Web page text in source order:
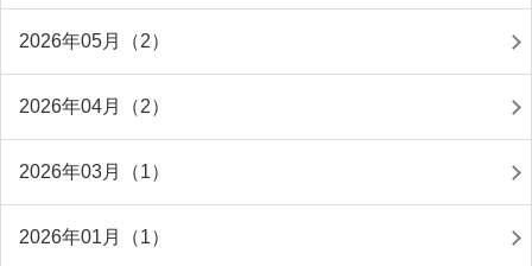
2026年05月（2）
2026年04月（2）
2026年03月（1）
2026年01月（1）